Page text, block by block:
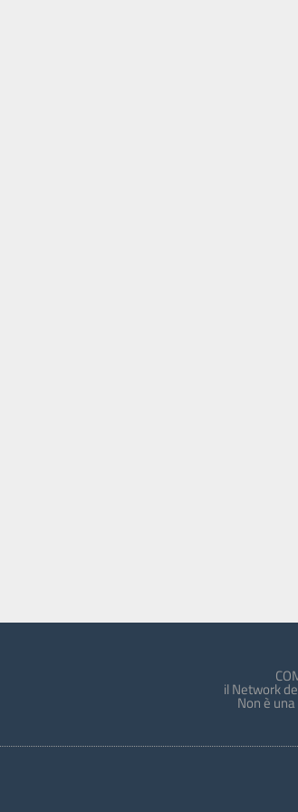
il Network
Non è